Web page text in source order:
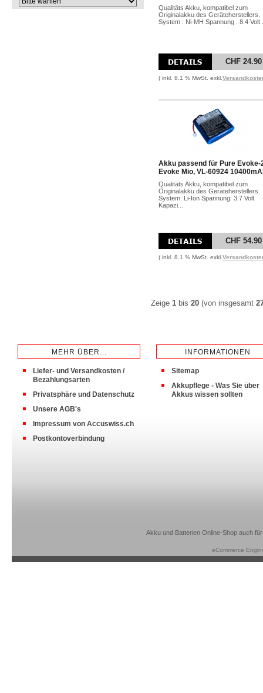
Qualitäts Akku, kompatibel zum
Originalakku des Geräteherstellers.
System : Ni-MH Spannung : 8.4 Volt
CHF 24.90
( inkl. 8.1 % MwSt. exkl.
Akku passend für Pure Evoke-
Evoke Mio, VL-60924
Qualitäts Akku, kompatibel zum
Originalakku des Geräteherstellers.
System: Li-Ion Spannung: 3.7 Volt
Kapazi...
CHF 54.90
( inkl. 8.1 % MwSt. exkl.
Zeige 1 bis 20 (von insgesamt
MEHR ÜBER...
Liefer- und Versandkosten /
Bezahlungsarten
Privatsphäre und Datenschutz
Unsere AGB's
Impressum von Accuswiss.ch
Postkontoverbindung
INFORMATIONEN
Sitemap
Akkupflege - Was Sie über
Akkus wissen sollten
Akku und Batterien Online-Shop auch
eCommerce